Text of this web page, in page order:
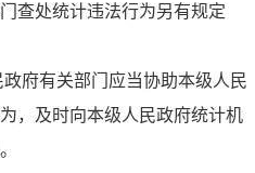
查处统计违法行为另有规定
府有关部门应当协助本级人民
，及时向本级人民政府统计机